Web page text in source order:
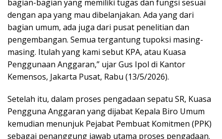
bagian-bagian yang memiliki tugas dan fungsi sesuai
dengan apa yang mau dibelanjakan. Ada yang dari
bagian umum, ada juga dari pusat penelitian dan
pengembangan. Semua tergantung tupoksi masing-
masing. Itulah yang kami sebut KPA, atau Kuasa
Penggunaan Anggaran,” ujar Gus Ipol di Kantor
Kemensos, Jakarta Pusat, Rabu (13/5/2026).
Setelah itu, dalam proses pengadaan sepatu SR, Kuasa
Pengguna Anggaran yang dijabat Kepala Biro Umum
kemudian menunjuk Pejabat Pembuat Komitmen (PPK)
sebagai penanggung jawab utama proses pengadaan.